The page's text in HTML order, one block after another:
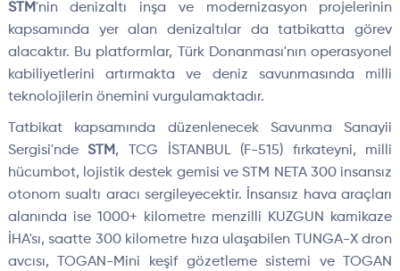
STM'nin denizaltı inşa ve modernizasyon projelerinin
kapsamında yer alan denizaltılar da tatbikatta görev
alacaktır. Bu platformlar, Türk Donanması'nın operasyonel
kabiliyetlerini artırmakta ve deniz savunmasında milli
teknolojilerin önemini vurgulamaktadır.
Tatbikat kapsamında düzenlenecek Savunma Sanayii
Sergisi'ndeSTM, TCG İSTANBUL (F-515) fırkateyni, milli
hücumbot, lojistik destek gemisi ve STM NETA 300 insansız
otonom sualtı aracı sergileyecektir. İnsansız hava araçları
alanında ise 1000+ kilometre menzilli KUZGUN kamikaze
İHA'sı, saatte 300 kilometre hıza ulaşabilen TUNGA-X dron
avcısı, TOGAN-Mini keşif gözetleme sistemi ve TOGAN